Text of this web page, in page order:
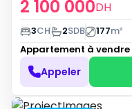
2 100 000DH
3CH 2SDB 177m²
Appartement à vendre
Appeler